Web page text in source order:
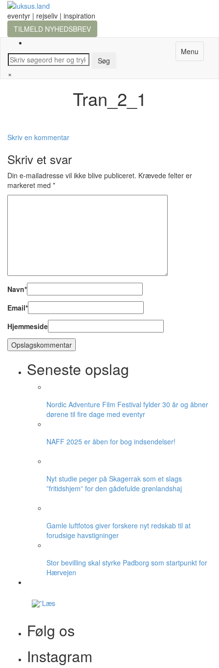
eventyr | rejseliv | inspiration
TILMELD NYHEDSBREV
Menu
×
Tran_2_1
Skriv en kommentar
Skriv et svar
Din e-mailadresse vil ikke blive publiceret. Krævede felter er
markeret med *
Navn*
Email*
Hjemmeside
Seneste opslag
Nordic Adventure Film Festival fylder 30 år og åbner
dørene til fire dage med eventyr
NAFF 2025 er åben for bog indsendelser!
Nyt studie peger på Skagerrak som et slags
”fritidshjem” for den gådefulde grønlandshaj
Gamle luftfotos giver forskere nyt redskab til at
forudsige havstigninger
Stor bevilling skal styrke Padborg som startpunkt for
Hærvejen
Følg os
Instagram